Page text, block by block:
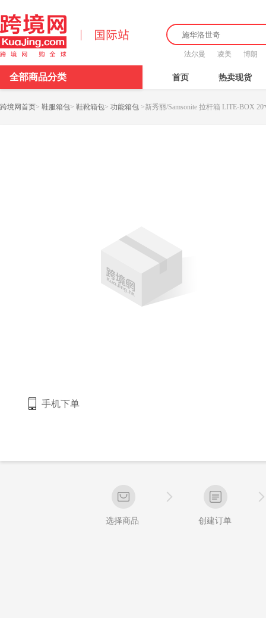
法尔曼 凌美 博朗
全部商品分类 首页 热卖现货
跨境网首页> 鞋服箱包> 鞋靴箱包> 功能箱包 >新秀丽/Samsonite 拉杆箱 LITE-BOX
手机下单
选择商品 创建订单